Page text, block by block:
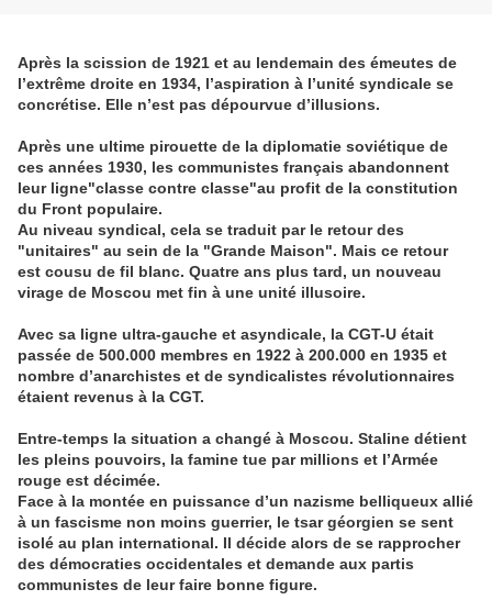
Après la scission de 1921 et au lendemain des émeutes de
l’extrême droite en 1934, l’aspiration à l’unité syndicale se
concrétise. Elle n’est pas dépourvue d’illusions.
Après une ultime pirouette de la diplomatie soviétique de
ces années 1930, les communistes français abandonnent
leur ligne"classe contre classe"au profit de la constitution
du Front populaire.
Au niveau syndical, cela se traduit par le retour des
"unitaires" au sein de la "Grande Maison". Mais ce retour
est cousu de fil blanc. Quatre ans plus tard, un nouveau
virage de Moscou met fin à une unité illusoire.
Avec sa ligne ultra-gauche et asyndicale, la CGT-U était
passée de 500.000 membres en 1922 à 200.000 en 1935 et
nombre d’anarchistes et de syndicalistes révolutionnaires
étaient revenus à la CGT.
Entre-temps la situation a changé à Moscou. Staline détient
les pleins pouvoirs, la famine tue par millions et l’Armée
rouge est décimée.
Face à la montée en puissance d’un nazisme belliqueux allié
à un fascisme non moins guerrier, le tsar géorgien se sent
isolé au plan international. Il décide alors de se rapprocher
des démocraties occidentales et demande aux partis
communistes de leur faire bonne figure.